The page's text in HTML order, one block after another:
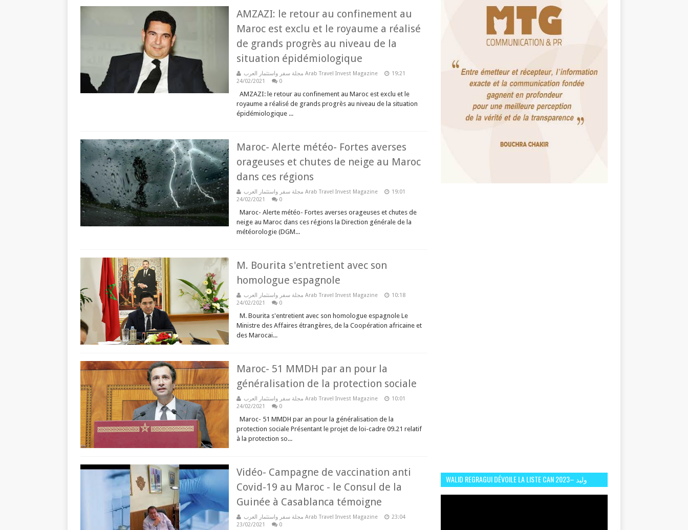
AMZAZI: le retour au confinement au
Maroc est exclu et le royaume a réalisé
de grands progrès au niveau de la
situation épidémiologique
مجلة سفر واستثمار العرب Arab Travel Invest Magazine
19:21
24/02/2021
0
AMZAZI: le retour au confinement au Maroc est exclu et le
royaume a réalisé de grands progrès au niveau de la situation
épidémiologique ...
Maroc- Alerte météo- Fortes averses
orageuses et chutes de neige au Maroc
dans ces régions
مجلة سفر واستثمار العرب Arab Travel Invest Magazine
19:01
24/02/2021
0
Maroc- Alerte météo- Fortes averses orageuses et chutes de
neige au Maroc dans ces régions la Direction générale de la
météorologie (DGM...
M. Bourita s'entretient avec son
homologue espagnole
مجلة سفر واستثمار العرب Arab Travel Invest Magazine
10:18
24/02/2021
0
M. Bourita s'entretient avec son homologue espagnole Le
Ministre des Affaires étrangères, de la Coopération africaine et
des Marocai...
Maroc- 51 MMDH par an pour la
généralisation de la protection sociale
مجلة سفر واستثمار العرب Arab Travel Invest Magazine
10:01
24/02/2021
0
Maroc- 51 MMDH par an pour la généralisation de la
protection sociale Présentant le projet de loi-cadre 09.21 relatif
à la protection so...
Vidéo- Campagne de vaccination anti
Covid-19 au Maroc - le Consul de la
Guinée à Casablanca témoigne
مجلة سفر واستثمار العرب Arab Travel Invest Magazine
23:04
23/02/2021
0
WALID REGRAGUI DÉVOILE LA LISTE CAN 2023– وليد